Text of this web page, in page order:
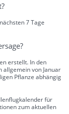
7 Tage
erstellt. In den
allgemein von Januar
Pflanze abhängig
für
zum aktuellen